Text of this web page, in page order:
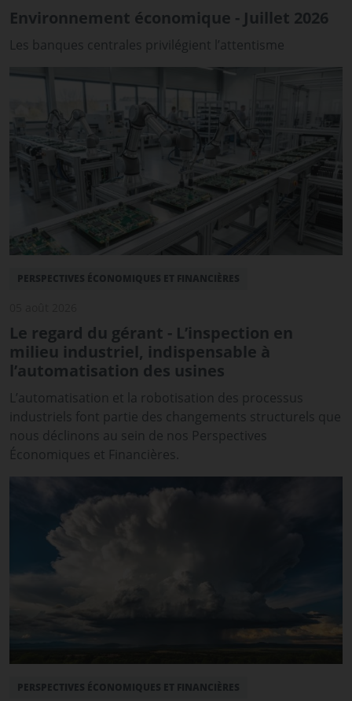
Environnement économique - Juillet 2026
Les banques centrales privilégient l’attentisme
PERSPECTIVES ÉCONOMIQUES ET FINANCIÈRES
Le regard du gérant - L’inspection en
milieu industriel, indispensable à
l’automatisation des usines
L’automatisation et la robotisation des processus
industriels font partie des changements structurels que
nous déclinons au sein de nos Perspectives
Économiques et Financières.
PERSPECTIVES ÉCONOMIQUES ET FINANCIÈRES